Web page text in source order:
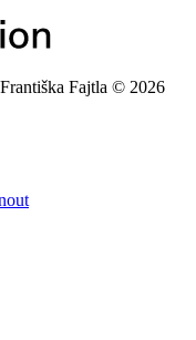
Fajtla © 2026